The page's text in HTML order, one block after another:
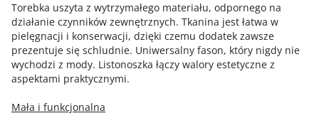
Torebka uszyta z wytrzymałego materiału, odpornego na
działanie czynników zewnętrznych. Tkanina jest łatwa w
pielęgnacji i konserwacji, dzięki czemu dodatek zawsze
prezentuje się schludnie. Uniwersalny fason, który nigdy nie
wychodzi z mody. Listonoszka łączy walory estetyczne z
aspektami praktycznymi.
Mała i funkcjonalna